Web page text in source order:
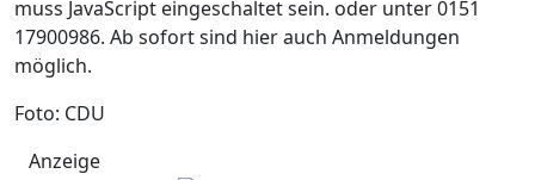
muss JavaScript eingeschaltet sein. oder unter 0151
17900986. Ab sofort sind hier auch Anmeldungen
möglich.
Foto: CDU
Anzeige